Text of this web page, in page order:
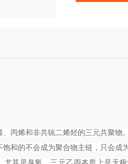
丙烯和非共轭二烯烃的三元共聚物
和的不会成为聚合物主链，只会成
其是臭氧。三元乙丙本质上是无